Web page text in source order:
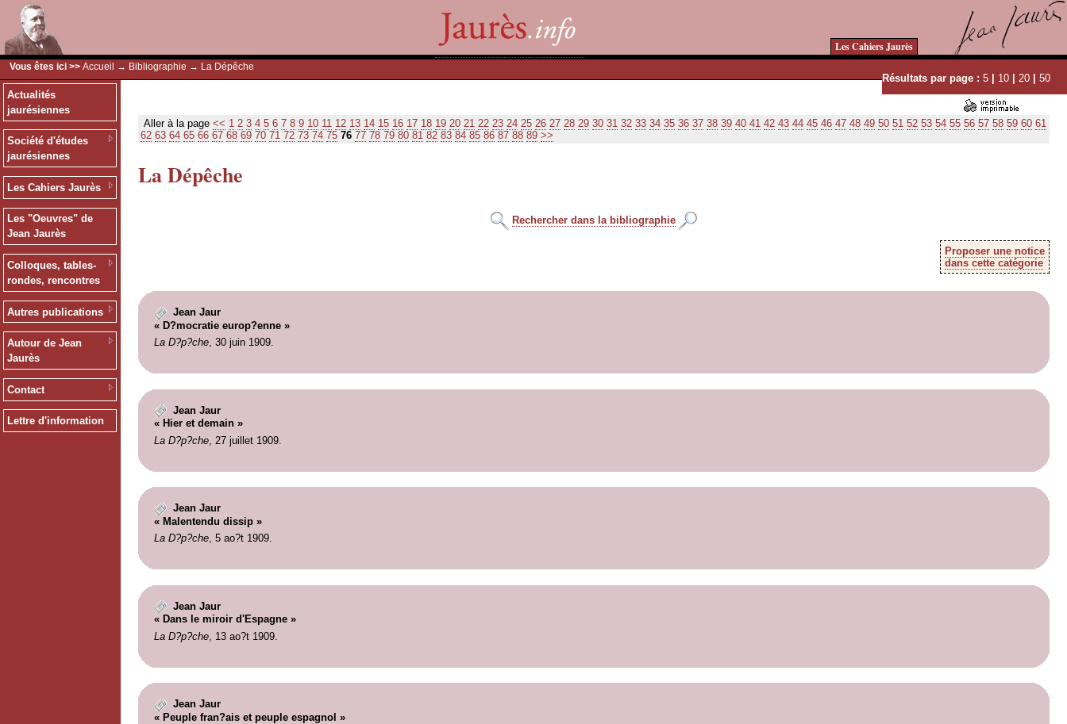
Les Cahiers Jaurès
Vous êtes ici >> Accueil → Bibliographie → La Dépêche
Résultats par page : 5 | 10 | 20 | 50
Actualités
jaurésiennes
Société d'études
jaurésiennes
Les Cahiers Jaurès
Les "Oeuvres" de
Jean Jaurès
Colloques, tables-
rondes, rencontres
Autres publications
Autour de Jean
Jaurès
Contact
Lettre d'information
Aller à la page << 1 2 3 4 5 6 7 8 9 10 11 12 13 14 15 16 17 18 19 20 21 22 23 24 25 26 27 28 29 30 31 32 33 34 35 36 37 38 39 40 41 42 43 44 45 46 47 48 49 50 51 52 53 54 55 56 57 58 59 60 61
62 63 64 65 66 67 68 69 70 71 72 73 74 75 76 77 78 79 80 81 82 83 84 85 86 87 88 89 >>
La Dépêche
Rechercher dans la bibliographie
Proposer une notice
dans cette catégorie
Jean Jaur
« D?mocratie europ?enne »
La D?p?che, 30 juin 1909.
Jean Jaur
« Hier et demain »
La D?p?che, 27 juillet 1909.
Jean Jaur
« Malentendu dissip »
La D?p?che, 5 ao?t 1909.
Jean Jaur
« Dans le miroir d'Espagne »
La D?p?che, 13 ao?t 1909.
Jean Jaur
« Peuple fran?ais et peuple espagnol »